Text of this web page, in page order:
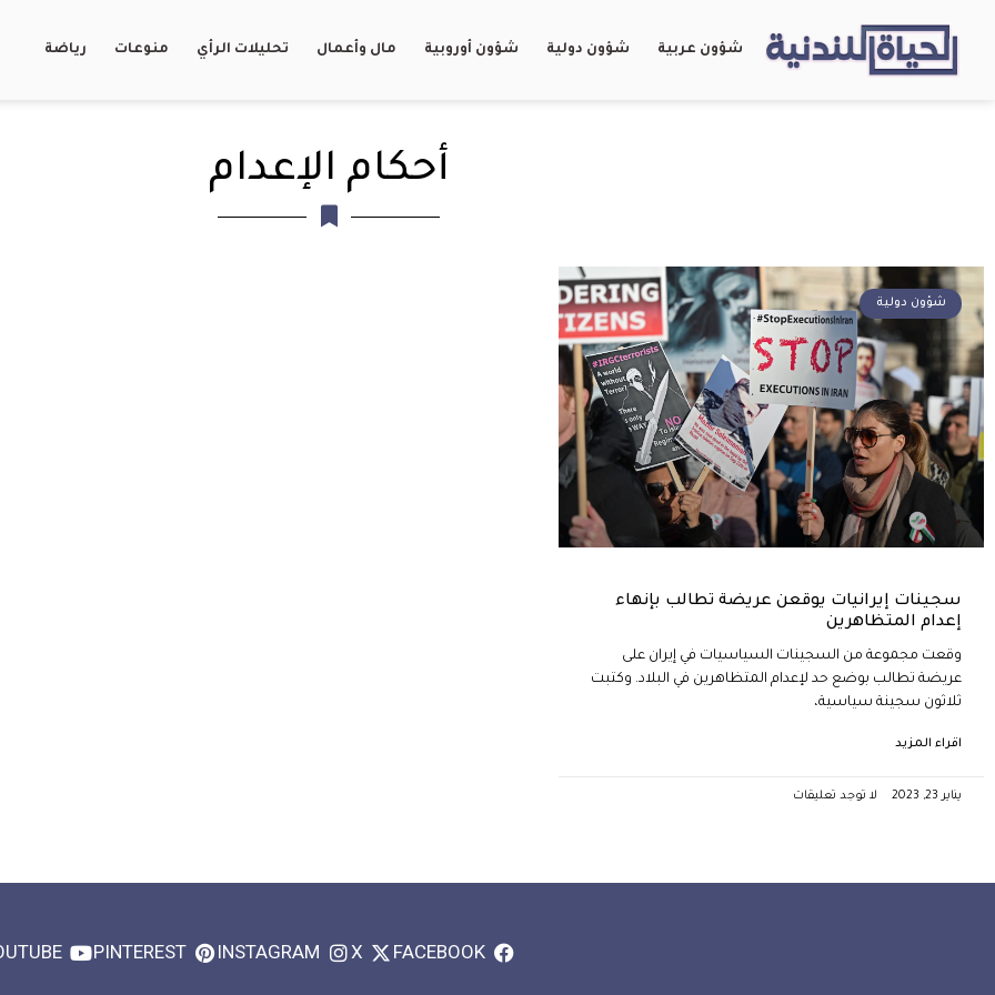
شؤون عربية شؤون دولية شؤون أوروبية مال وأعمال تحليلات الرأي منوعات رياضة
أحكام الإعدام
شؤون دولية
سجينات إيرانيات يوقعن عريضة تطالب بإنهاء
إعدام المتظاهرين
وقعت مجموعة من السجينات السياسيات في إيران على
عريضة تطالب بوضع حد لإعدام المتظاهرين في البلاد. وكتبت
ثلاثون سجينة سياسية،
اقراء المزيد
يناير 23, 2023 لا توجد تعليقات
FACEBOOK
X
INSTAGRAM
PINTEREST